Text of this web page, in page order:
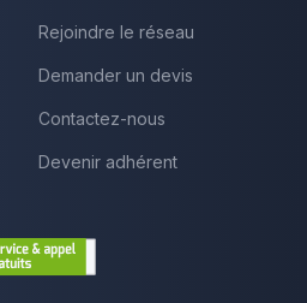
Rejoindre le réseau
Demander un devis
Contactez-nous
Devenir adhérent